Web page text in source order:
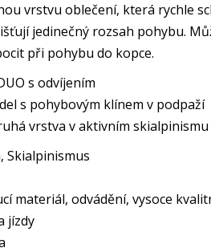
vrstvu oblečení, která rychle
jedinečný rozsah pohybu.
při pohybu do kopce.
s odvíjením
s pohybovým klínem v podpaží
vrstva v aktivním skialpinismu
Skialpinismus
materiál, odvádění, vysoce
jízdy